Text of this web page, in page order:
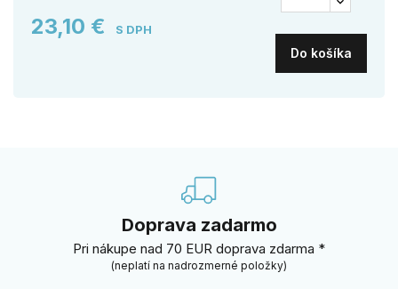
23,10 € S DPH
Do košíka
Doprava zadarmo
Pri nákupe nad 70 EUR doprava zdarma *
(neplatí na nadrozmerné položky)